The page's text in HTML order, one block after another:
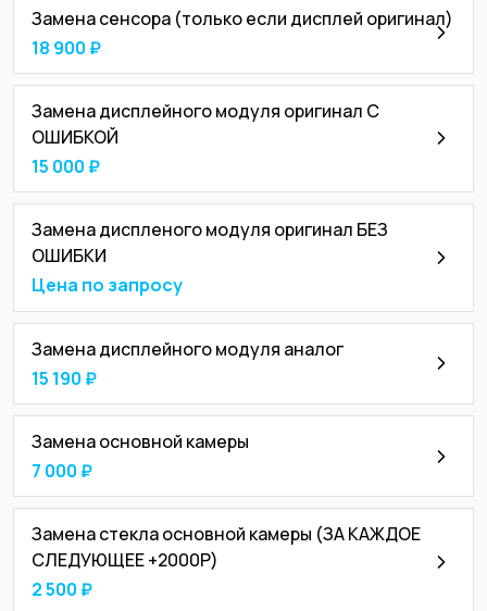
Замена сенсора (только если дисплей оригинал)
18 900 ₽
Замена дисплейного модуля оригинал С
ОШИБКОЙ
15 000 ₽
Замена диспленого модуля оригинал БЕЗ
ОШИБКИ
Цена по запросу
Замена дисплейного модуля аналог
15 190 ₽
Замена основной камеры
7 000 ₽
Замена стекла основной камеры (ЗА КАЖДОЕ
СЛЕДУЮЩЕЕ +2000Р)
2 500 ₽